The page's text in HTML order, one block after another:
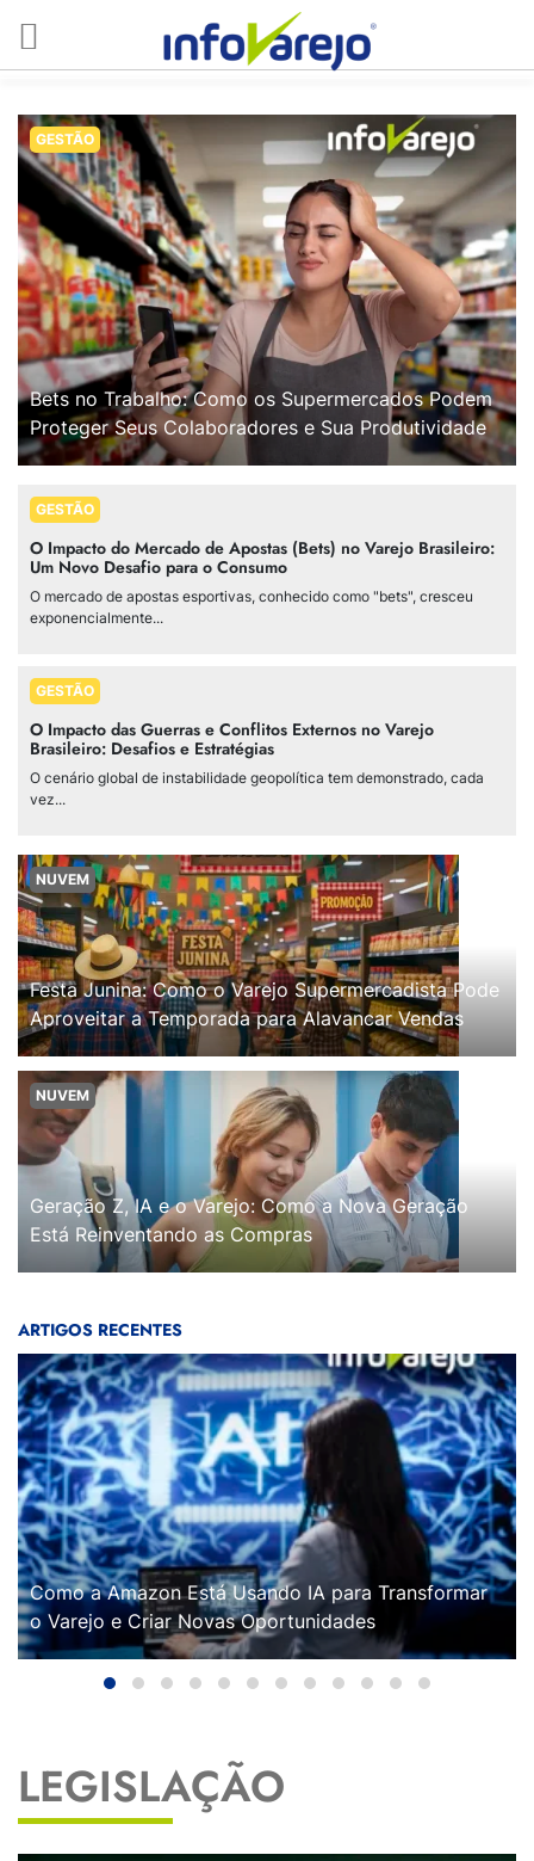
GESTÃO
Bets no Trabalho: Como os Supermercados Podem
Proteger Seus Colaboradores e Sua Produtividade
GESTÃO
O Impacto do Mercado de Apostas (Bets) no Varejo Brasileiro:
Um Novo Desafio para o Consumo
O mercado de apostas esportivas, conhecido como "bets", cresceu
exponencialmente...
GESTÃO
O Impacto das Guerras e Conflitos Externos no Varejo
Brasileiro: Desafios e Estratégias
O cenário global de instabilidade geopolítica tem demonstrado, cada
vez...
NUVEM
Festa Junina: Como o Varejo Supermercadista Pode
Aproveitar a Temporada para Alavancar Vendas
NUVEM
Geração Z, IA e o Varejo: Como a Nova Geração
Está Reinventando as Compras
ARTIGOS RECENTES
Como a Amazon Está Usando IA para Transformar
o Varejo e Criar Novas Oportunidades
LEGISLAÇÃO